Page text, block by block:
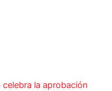
celebra la aprobación